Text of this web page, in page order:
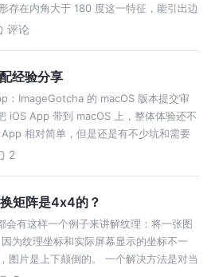
存在内角大于 180 度这一特征，能引出边
多边形？这里的思路转化是怎么样的？下
评论
经验分享
：ImageGotcha 的 macOS 版本提交审
iOS App 带到 macOS 上，整体体验还不
相对简单，但是还是有不少坑和需要
享。 运行在 …
2
矩阵是4x4的？
会有这样一个例子来讲解纹理：将一张图
为纹理坐标和实际屏幕显示的坐标不一
图片是上下颠倒的。 一个解决方法是对当